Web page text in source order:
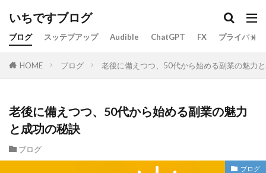
いちですブログ
ブログ スッテプアップ Audible ChatGPT FX プライバシ
HOME ブログ 老後に備えつつ、50代から始める副業の魅力
老後に備えつつ、50代から始める副業の魅力
と成功の秘訣
ブログ
ブログ